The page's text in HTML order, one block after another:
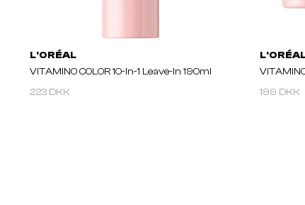
L'ORÉAL
VITAMINO COLOR 10-In-1 Leave-In 190ml
223 DKK
199 DKK